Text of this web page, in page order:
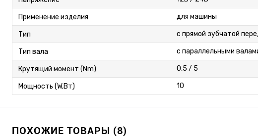
Применение изделия для машины
Тип с прямой зубчатой
Тип вала с параллельными
Крутящий момент (Nm) 0,5 / 5
Мощность (W,Вт) 10
ПОХОЖИЕ ТОВАРЫ (8)